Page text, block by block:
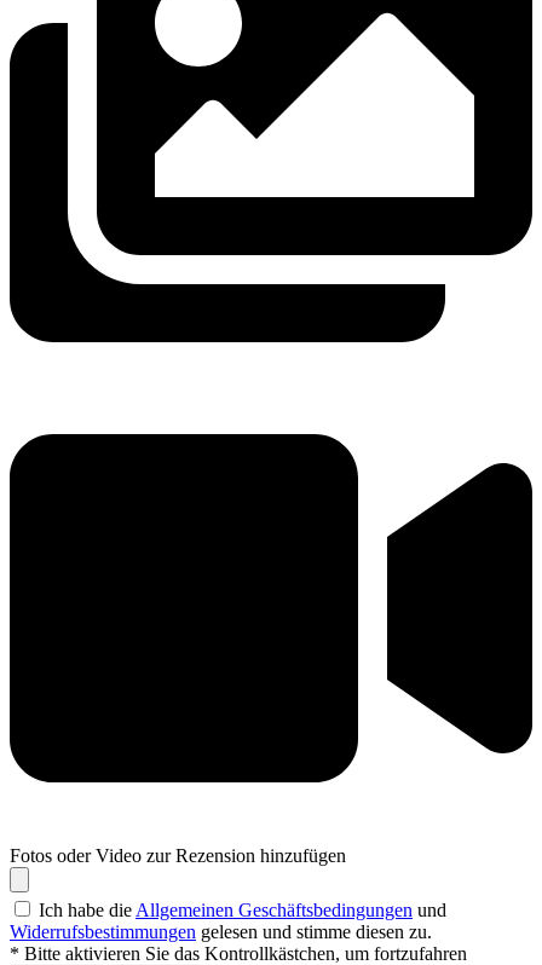
Fotos oder Video zur Rezension hinzufügen
Ich habe die Allgemeinen Geschäftsbedingungen und
Widerrufsbestimmungen gelesen und stimme diesen zu.
* Bitte aktivieren Sie das Kontrollkästchen, um fortzufahren